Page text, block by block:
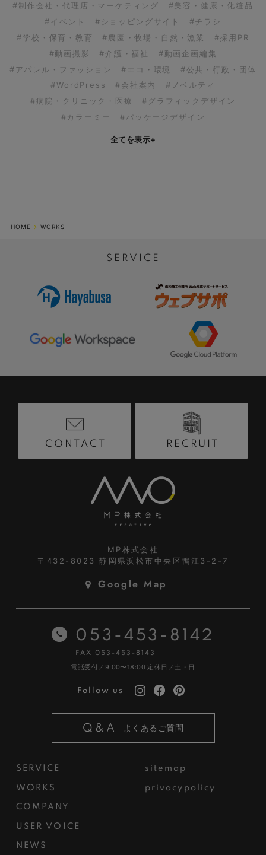
#制作会社・代理店・マーケティング
#美容・健康・化粧品
#イベント
#ショッピングサイト
#チラシ
#学校・保育・教育
#農園・牧場・自然・漁業
#採用PR
#動画撮影
#介護・福祉
#動画企画編集
#アパレル・ファッション
#エコ・環境
#公共・行政・団体
#WordPress
#会社案内
#ノベルティ
#病院・クリニック・医療
#グラフィックデザイン
#カラーミー
#パッケージデザイン
全てを表示+
HOME WORKS
SERVICE
CONTACT RECRUIT
MP株式会社
〒432-8023静岡県浜松市中央区鴨江3-2-7
Google Map
SERVICE
WORKS
COMPANY
USER VOICE
NEWS
sitemap
privacypolicy
053-453-8142
FAX 053-453-8143
電話受付／9:00〜18:00 定休日／土・日
Follow us
Q&A よくあるご質問